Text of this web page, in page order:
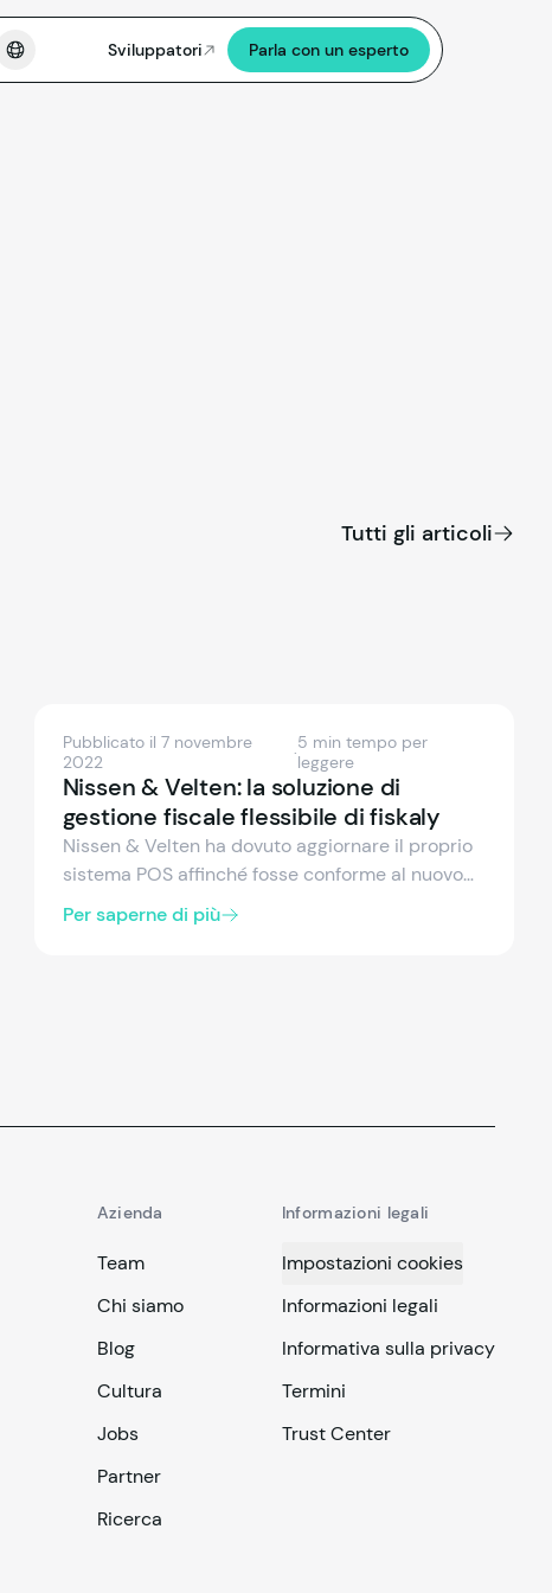
Sviluppatori Parla con un esperto
Tutti gli articoli
Pubblicato il 7 novembre
2022
·5 min tempo per
leggere
Nissen & Velten: la soluzione di
gestione fiscale flessibile di fiskaly
Nissen & Velten ha dovuto aggiornare il proprio
sistema POS affinché fosse conforme al nuovo
regolamento KassenSichV. Poiché i suoi clienti
sono dislocati in tutto il territorio tedesco, era
Per saperne di più
Azienda
Team
Chi siamo
Blog
Cultura
Jobs
Partner
Ricerca
Informazioni legali
Impostazioni cookies
Informazioni legali
Informativa sulla privacy
Termini
Trust Center